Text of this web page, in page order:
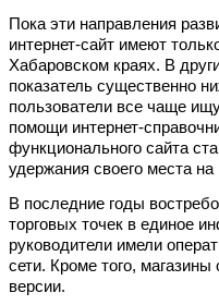
Пока эти направления
интернет-сайт имеют
Хабаровском краях. В
показатель существенно
пользователи все чаще
помощи интернет-
функционального сайта
удержания своего места
В последние годы
торговых точек в единое
руководители имели
сети. Кроме того,
версии.